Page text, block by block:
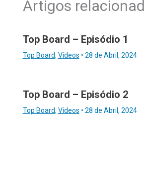
Artigos
Top Board – Episódio 1
Top Board, Vídeos • 28 de Abril, 2024
Top Board – Episódio 2
Top Board, Vídeos • 28 de Abril, 2024